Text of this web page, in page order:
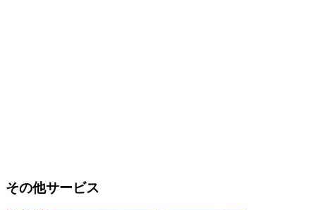
その他サービス